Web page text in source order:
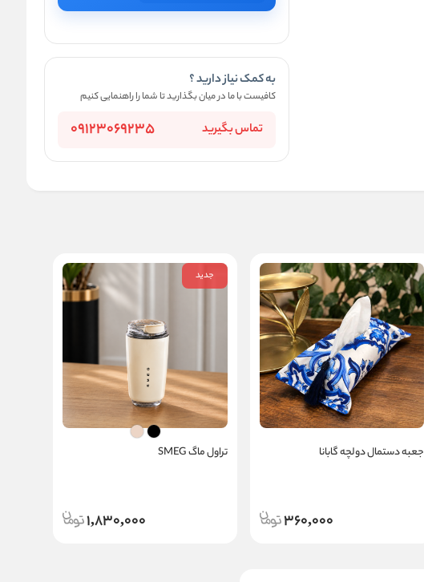
به کمک نیاز دارید ؟
کافیست با ما در میان بگذارید تا شما را راهنمایی کنیم
تماس بگیرید 09123069235
جعبه دستمال دولچه گابانا
360,000
جدید
تراول ماگ SMEG
1,830,000